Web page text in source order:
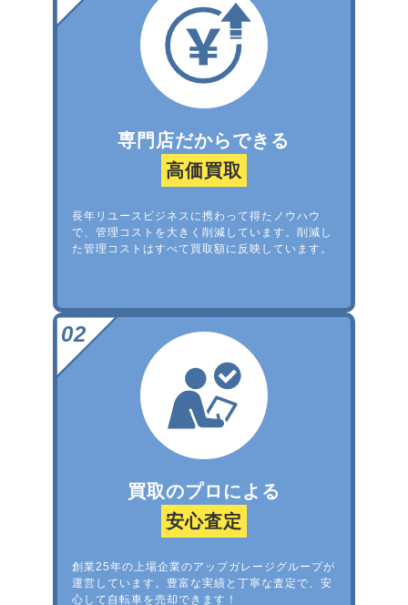
専門店だからできる
高価買取
長年リユースビジネスに携わって得たノウハウ
で、管理コストを大きく削減しています。削減し
た管理コストはすべて買取額に反映しています。
買取のプロによる
安心査定
創業25年の上場企業のアップガレージグループが
運営しています。豊富な実績と丁寧な査定で、安
心して自転車を売却できます！